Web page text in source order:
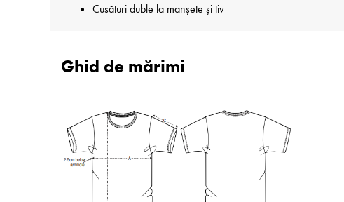
Cusături duble la manșete și tiv
Ghid de mărimi